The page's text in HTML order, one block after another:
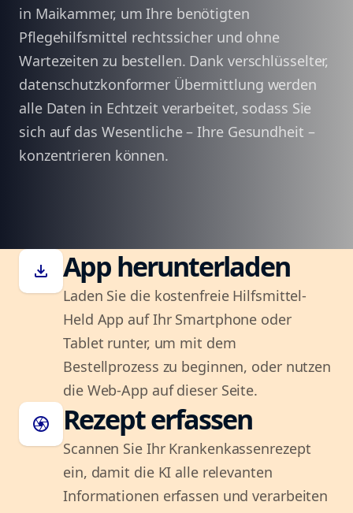
in Maikammer, um Ihre benötigten
Pflegehilfsmittel rechtssicher und ohne
Wartezeiten zu bestellen. Dank verschlüsselter,
datenschutzkonformer Übermittlung werden
alle Daten in Echtzeit verarbeitet, sodass Sie
sich auf das Wesentliche – Ihre Gesundheit –
konzentrieren können.
download App herunterladen
Laden Sie die kostenfreie Hilfsmittel-
Held App auf Ihr Smartphone oder
Tablet runter, um mit dem
Bestellprozess zu beginnen, oder nutzen
die Web-App auf dieser Seite.
camera Rezept erfassen
Scannen Sie Ihr Krankenkassenrezept
ein, damit die KI alle relevanten
Informationen erfassen und verarbeiten